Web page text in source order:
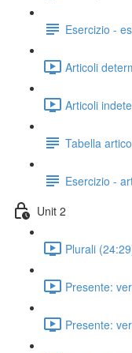
Esercizio -
Articoli
Articoli
Tabella
Esercizio -
Unit 2
Plurali
Presente:
Presente: